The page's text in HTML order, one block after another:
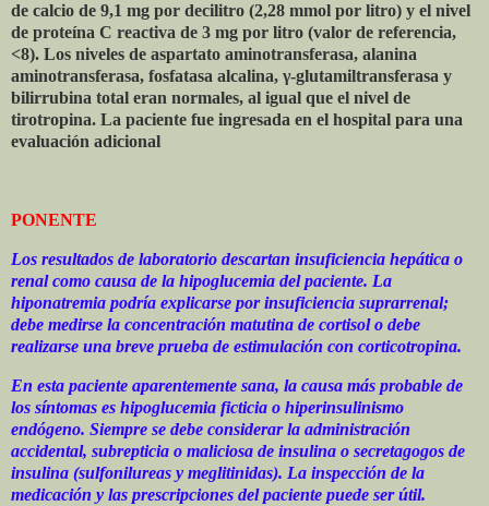
de calcio de 9,1 mg por decilitro (2,28 mmol por litro) y el nivel
de proteína C reactiva de 3 mg por litro (valor de referencia,
<8). Los niveles de aspartato aminotransferasa, alanina
aminotransferasa, fosfatasa alcalina, γ-glutamiltransferasa y
bilirrubina total eran normales, al igual que el nivel de
tirotropina. La paciente fue ingresada en el hospital para una
evaluación adicional
PONENTE
Los resultados de laboratorio descartan insuficiencia hepática o
renal como causa de la hipoglucemia del paciente. La
hiponatremia podría explicarse por insuficiencia suprarrenal;
debe medirse la concentración matutina de cortisol o debe
realizarse una breve prueba de estimulación con corticotropina.
En esta paciente aparentemente sana, la causa más probable de
los síntomas es hipoglucemia ficticia o hiperinsulinismo
endógeno. Siempre se debe considerar la administración
accidental, subrepticia o maliciosa de insulina o secretagogos de
insulina (sulfonilureas y meglitinidas). La inspección de la
medicación y las prescripciones del paciente puede ser útil.